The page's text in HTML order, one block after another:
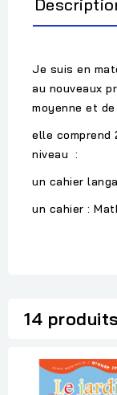
Je suis en
au nouveaux
moyenne et
elle comprend
niveau :
un cahier
un cahier :
14